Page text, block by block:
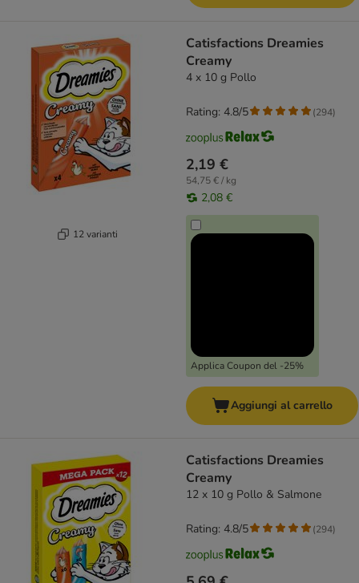
12 varianti
Catisfactions Dreamies
Creamy
4 x 10 g Pollo
2,19 €
54,75 € / kg
2,08 €
Applica Coupon del -25%
Rating: 4.8/5 (294)
Aggiungi al carrello
Catisfactions Dreamies
Creamy
12 x 10 g Pollo & Salmone
Rating: 4.8/5 (294)